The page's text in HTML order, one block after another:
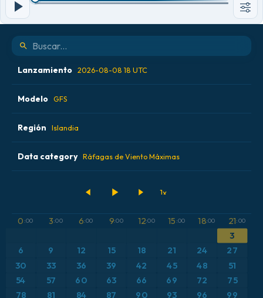
Lanzamiento 2026-08-08 18 UTC
2026-08-08 00 UTC
2026-08-08 06 UTC
2026-08-08 12 UTC
Modelo GFS
ALADIN CZ 2.3 km
ECMWF AIFS 0.25° [IA]
ICON Alemania 2 km
Región Islandia
Alemania
Caribe
Escandinavia
Data category Ráfagas de Viento Máximas
Anomalía de temperatura a 850 hPa
CAPE
0 :00 3:00 6:00 9:00 12:00 15 :00 18:00 21:00
3
6
9 12 15 18 21 24 27
30 33 36 39 42 45 48
51
54
57 60 63 66 69 72 75
78 81 84 87 90 93 96 99